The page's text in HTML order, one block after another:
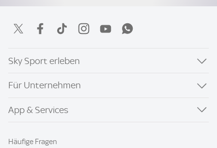
Sky Sport erleben
Für Unternehmen
App & Services
Häufige Fragen